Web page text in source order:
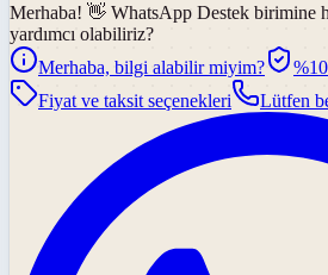
Merhaba! 👋 WhatsApp Destek birimine
yardımcı olabiliriz?
Merhaba, bilgi alabilir miyim?
Fiyat ve taksit seçenekleri
Lütfen